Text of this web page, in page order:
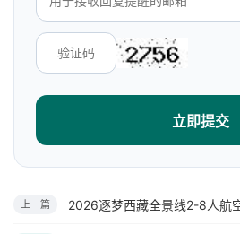
立即提交
上一篇 2026逐梦西藏全景线2-8人航